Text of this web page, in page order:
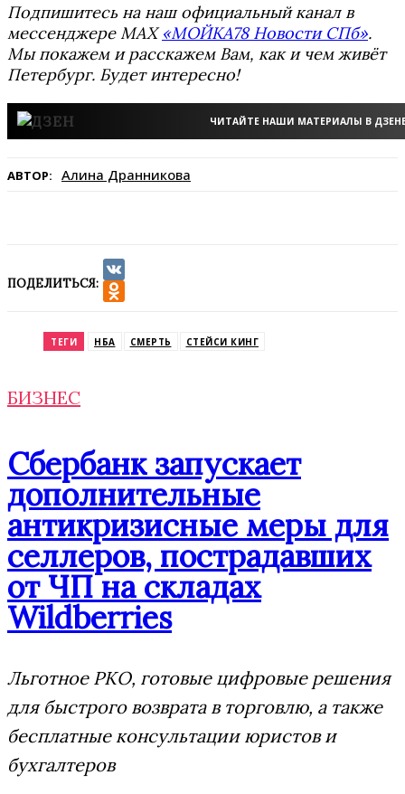
Подпишитесь на наш официальный канал в
мессенджере MAX«МОЙКА78 Новости СПб».
Мы покажем и расскажем Вам, как и чем живёт
Петербург. Будет интересно!
ЧИТАЙТЕ НАШИ МАТЕРИАЛЫ В
АВТОР: Алина Дранникова
ПОДЕЛИТЬСЯ:
VK
ТЕГИ НБА СМЕРТЬ СТЕЙСИ КИНГ
БИЗНЕС
Сбербанк запускает
дополнительные
антикризисные меры для
селлеров, пострадавших
от ЧП на складах
Wildberries
Льготное РКО, готовые цифровые решения
для быстрого возврата в торговлю, а также
бесплатные консультации юристов и
бухгалтеров